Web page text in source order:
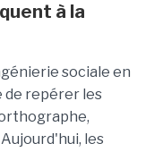
à la
sociale en
de repérer les
les